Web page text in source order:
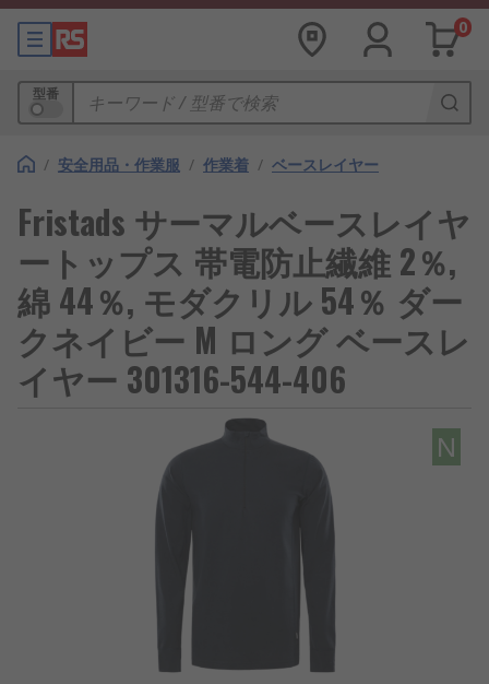
0
型番
/ 安全用品・作業服 / 作業着 / ベースレイヤー
Fristads サーマルベースレイヤ
ートップス 帯電防止繊維 2％,
綿 44％, モダクリル 54％ ダー
クネイビー M ロング ベースレ
イヤー 301316-544-406
N